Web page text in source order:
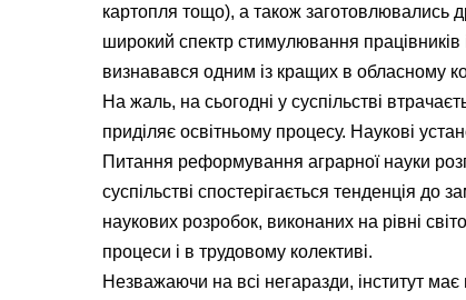
картопля тощо), а також заготовлювались
широкий спектр стимулювання
визнавався одним із кращих в обласному
На жаль, на сьогодні у суспільстві
приділяє освітньому процесу. Наукові
Питання реформування аграрної науки
суспільстві спостерігається тенденція до
наукових розробок, виконаних на рівні
процеси і в трудовому колективі.
Незважаючи на всі негаразди, інститут